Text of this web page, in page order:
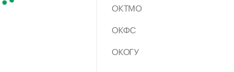
ОКТМО
ОКФС
ОКОГУ